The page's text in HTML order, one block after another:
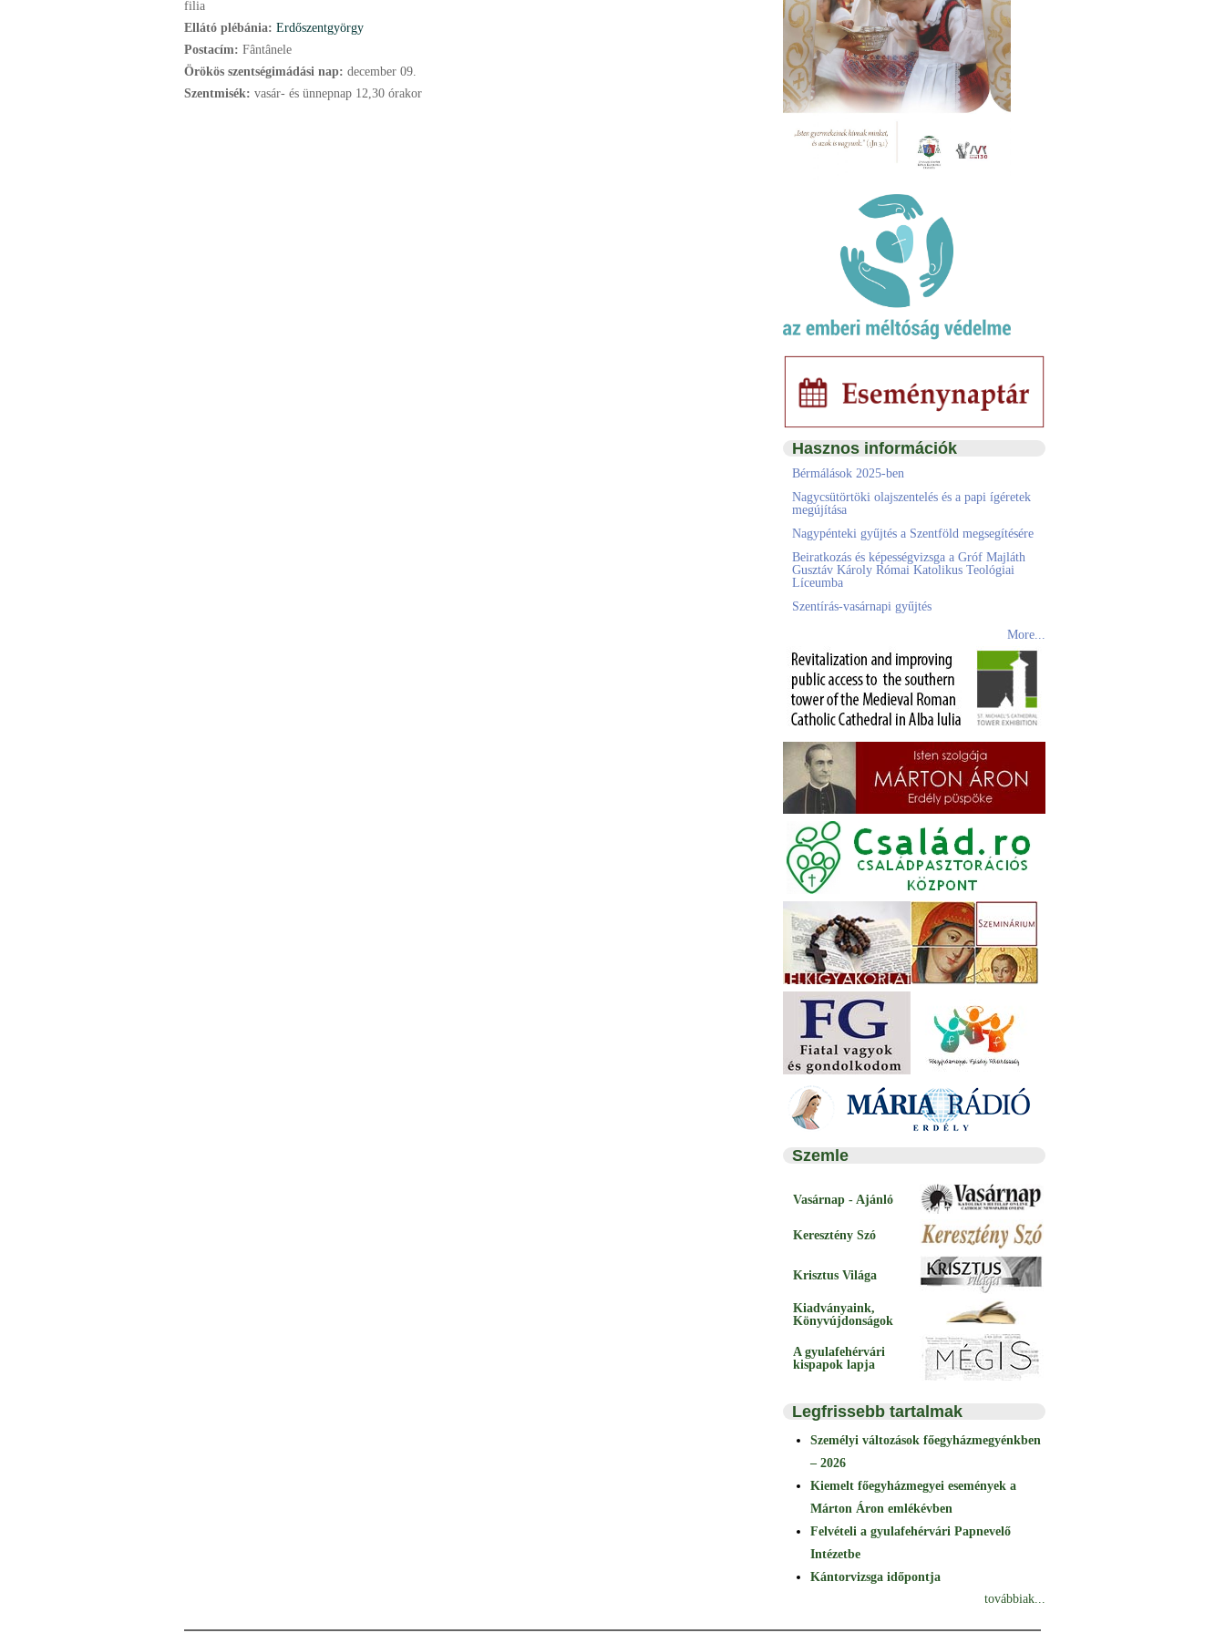
filia
Ellátó plébánia: Erdőszentgyörgy
Postacím: Fântânele
Örökös szentségimádási nap: december 09.
Szentmisék: vasár- és ünnepnap 12,30 órakor
Hasznos információk
Bérmálások 2025-ben
Nagycsütörtöki olajszentelés és a papi ígéretek
megújítása
Nagypénteki gyűjtés a Szentföld megsegítésére
Beiratkozás és képességvizsga a Gróf Majláth
Gusztáv Károly Római Katolikus Teológiai
Líceumba
Szentírás-vasárnapi gyűjtés
More...
Szemle
Vasárnap - Ajánló
Keresztény Szó
Krisztus Világa
Kiadványaink,
Könyvújdonságok
A gyulafehérvári
kispapok lapja
Legfrissebb tartalmak
Személyi változások főegyházmegyénkben
– 2026
Kiemelt főegyházmegyei események a
Márton Áron emlékévben
Felvételi a gyulafehérvári Papnevelő
Intézetbe
Kántorvizsga időpontja
továbbiak...